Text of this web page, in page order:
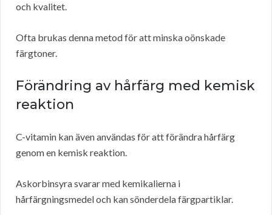
och kvalitet.
Ofta brukas denna metod för att minska oönskade
färgtoner.
Förändring av hårfärg med kemisk
reaktion
C-vitamin kan även användas för att förändra hårfärg
genom en kemisk reaktion.
Askorbinsyra svarar med kemikalierna i
hårfärgningsmedel och kan sönderdela färgpartiklar.